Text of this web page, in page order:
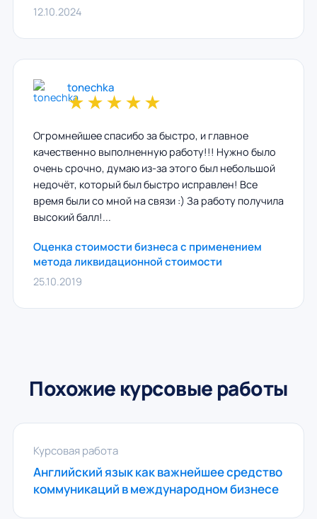
12.10.2024
tonechka
★★★★★
Огромнейшее спасибо за быстро, и главное
качественно выполненную работу!!! Нужно было
очень срочно, думаю из-за этого был небольшой
недочёт, который был быстро исправлен! Все
время были со мной на связи :) За работу получила
высокий балл!...
Оценка стоимости бизнеса с применением
метода ликвидационной стоимости
25.10.2019
Похожие курсовые работы
Курсовая работа
Английский язык как важнейшее средство
коммуникаций в международном бизнесе